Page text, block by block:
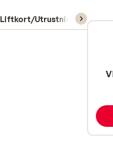
Liftkort/Utrustning/